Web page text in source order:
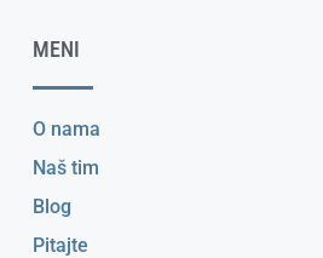
MENI
O nama
Naš tim
Blog
Pitajte